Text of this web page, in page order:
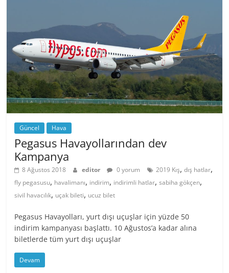
Güncel Hava
Pegasus Havayollarından dev
Kampanya
8 Ağustos 2018 editor 0 yorum 2019 Kış,dış hatlar,
fly pegasusu, havalimanı, indirim, indirimli hatlar,sabiha gökçen,
sivil havacılık, uçak bileti, ucuz bilet
Pegasus Havayolları, yurt dışı uçuşlar için yüzde 50
indirim kampanyası başlattı. 10 Ağustos’a kadar alına
biletlerde tüm yurt dışı uçuşlar
Devam